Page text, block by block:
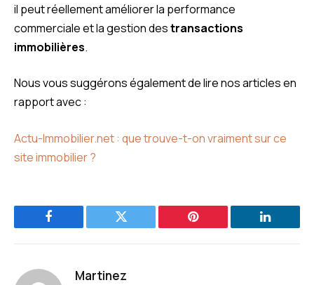
il peut réellement améliorer la performance
commerciale et la gestion destransactions
immobilières.
Nous vous suggérons également de lire nos articles en
rapport avec :
Actu-Immobilier.net : que trouve-t-on vraiment sur ce
site immobilier ?
Facebook Twitter Pinterest LinkedIn
Martinez